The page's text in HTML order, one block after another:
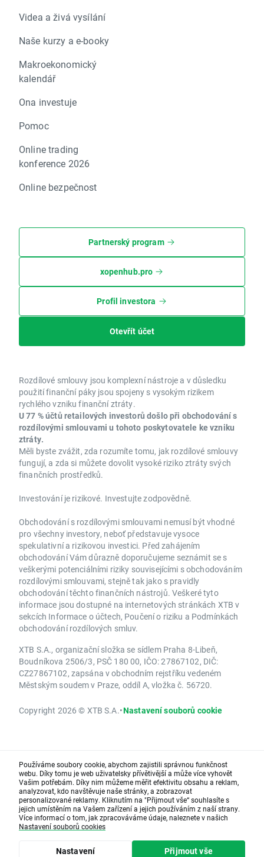
Videa a živá vysílání
Naše kurzy a e-booky
Makroekonomický
kalendář
Ona investuje
Pomoc
Online trading
konference 2026
Online bezpečnost
Partnerský program
xopenhub.pro
Profil investora
Otevřít účet
Rozdílové smlouvy jsou komplexní nástroje a v důsledku
použití finanční páky jsou spojeny s vysokým rizikem
rychlého vzniku finanční ztráty.
U 77 % účtů retailových investorů došlo při obchodování s
rozdílovými smlouvami u tohoto poskytovatele ke vzniku
ztráty.
Měli byste zvážit, zda rozumíte tomu, jak rozdílové smlouvy
fungují, a zda si můžete dovolit vysoké riziko ztráty svých
finančních prostředků.
Investování je rizikové. Investujte zodpovědně.
Obchodování s rozdílovými smlouvami nemusí být vhodné
pro všechny investory, neboť představuje vysoce
spekulativní a rizikovou investici. Před zahájením
obchodování Vám důrazně doporučujeme seznámit se s
veškerými potenciálními riziky souvisejícími s obchodováním
rozdílovými smlouvami, stejně tak jako s pravidly
obchodování těchto finančních nástrojů. Veškeré tyto
informace jsou dostupné na internetových stránkách XTB v
sekcích Informace o účtech, Poučení o riziku a Podmínkách
obchodování rozdílových smluv.
XTB S.A., organizační složka se sídlem Praha 8-Libeň,
Boudníkova 2506/3, PSČ 180 00, IČO: 27867102, DIČ:
CZ27867102, zapsána v obchodním rejstříku vedeném
Městským soudem v Praze, oddíl A, vložka č. 56720.
Copyright 2026 © XTB S.A.•Nastavení souborů cookie
Používáme soubory cookie, abychom zajistili správnou funkčnost
webu. Díky tomu je web uživatelsky přívětivější a může více vyhovět
Vašim potřebám. Díky nim můžeme měřit efektivitu obsahu a reklam,
analyzovat, kdo navštěvuje naše stránky, a zobrazovat
personalizované reklamy. Kliknutím na "Přijmout vše“ souhlasíte s
jejich umístěním na Vašem zařízení a jejich používáním z naší strany.
Více informací o tom, jak zpracováváme údaje, naleznete v našich
Nastavení souborů cookies
Nastavení Přijmout vše